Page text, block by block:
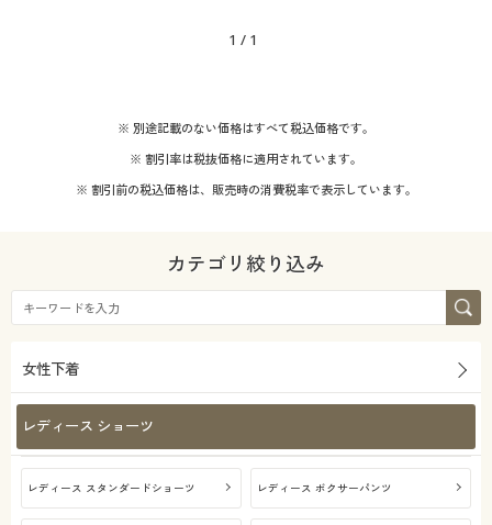
1 / 1
※ 別途記載のない価格はすべて税込価格です。
※ 割引率は税抜価格に適用されています。
※ 割引前の税込価格は、販売時の消費税率で表示しています。
カテゴリ絞り込み
女性下着
レディース ショーツ
レディース スタンダードショーツ レディース ボクサーパンツ